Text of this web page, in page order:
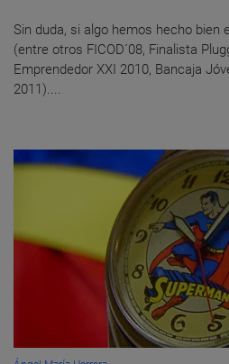
Sin duda, si algo hemos hecho bien
(entre otros FICOD´08, Finalista
Emprendedor XXI 2010, Bancaja
2011)....